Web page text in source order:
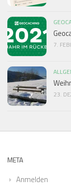
7.
23.
META
Anmelden